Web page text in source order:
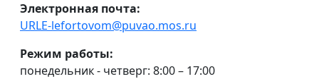
Электронная почта:
URLE-lefortovom@puvao.mos.ru
Режим работы:
понедельник - четверг: 8:00 – 17:00